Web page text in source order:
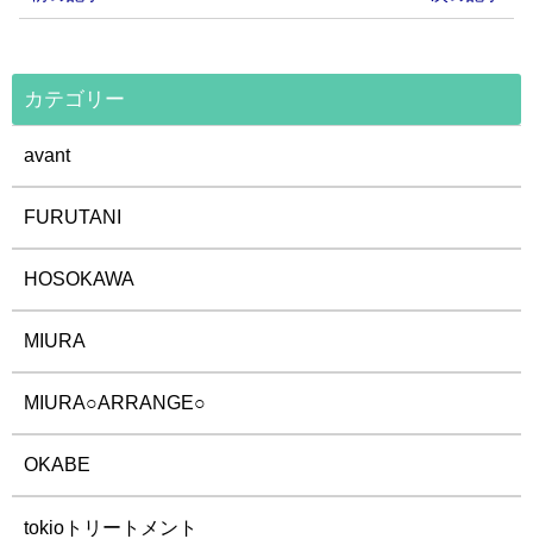
カテゴリー
avant
FURUTANI
HOSOKAWA
MIURA
MIURA○ARRANGE○
OKABE
tokioトリートメント